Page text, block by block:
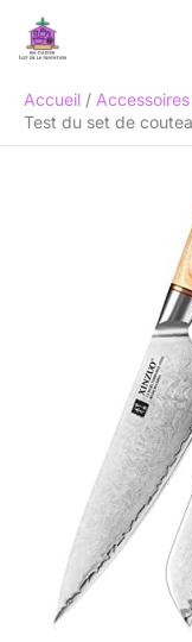
Accueil
Test du set de
Rechercher